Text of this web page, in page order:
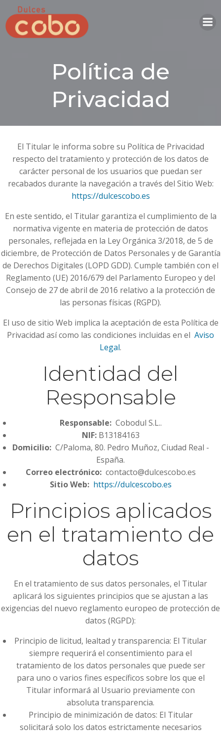
Política de
Privacidad
El Titular le informa sobre su Política de Privacidad
respecto del tratamiento y protección de los datos de
carácter personal de los usuarios que puedan ser
recabados durante la navegación a través del Sitio Web:
https://dulcescobo.es
En este sentido, el Titular garantiza el cumplimiento de la
normativa vigente en materia de protección de datos
personales, reflejada en la Ley Orgánica 3/2018, de 5 de
diciembre, de Protección de Datos Personales y de Garantía
de Derechos Digitales (LOPD GDD). Cumple también con el
Reglamento (UE) 2016/679 del Parlamento Europeo y del
Consejo de 27 de abril de 2016 relativo a la protección de
las personas físicas (RGPD).
El uso de sitio Web implica la aceptación de esta Política de
Privacidad así como las condiciones incluidas en el Aviso
Legal.
Identidad del
Responsable
Responsable:Cobodul S.L..
NIF:B13184163
Domicilio:C/Paloma, 80. Pedro Muñoz, Ciudad Real -
España.
Correo electrónico:contacto@dulcescobo.es
Sitio Web: https://dulcescobo.es
Principios aplicados
en el tratamiento de
datos
En el tratamiento de sus datos personales, el Titular
aplicará los siguientes principios que se ajustan a las
exigencias del nuevo reglamento europeo de protección de
datos (RGPD):
Principio de licitud, lealtad y transparencia: El Titular
siempre requerirá el consentimiento para el
tratamiento de los datos personales que puede ser
para uno o varios fines específicos sobre los que el
Titular informará al Usuario previamente con
absoluta transparencia.
Principio de minimización de datos: El Titular
solicitará solo los datos estrictamente necesarios